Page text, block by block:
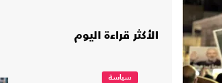
الأكثر قراءة اليوم
سياسة